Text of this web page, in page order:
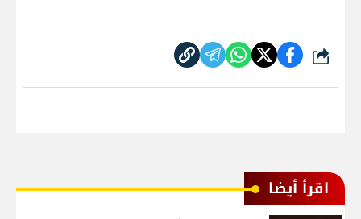
شارك
اقرأ أيضا